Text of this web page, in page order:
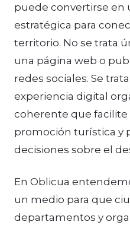
puede convertirse en
estratégica para
territorio. No se trata
una página web o
redes sociales. Se
experiencia digital
coherente que facilite
promoción turística y
decisiones sobre el
En Oblicua
un medio para que
departamentos y